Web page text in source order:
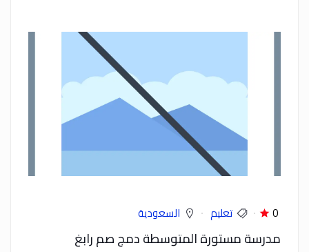
0 تعليم السعودية
مدرسة مستورة المتوسطة دمج صم رابغ